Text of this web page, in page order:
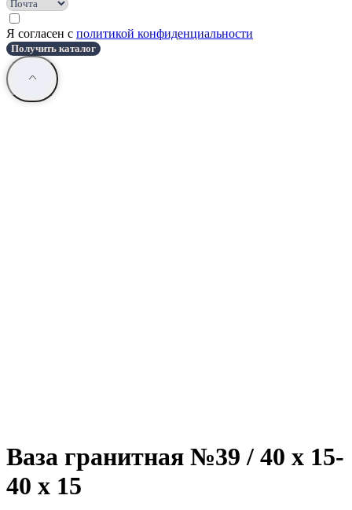
Я согласен с политикой конфиденциальности
Получить каталог
Ваза гранитная №39 / 40 х 15-
40 х 15